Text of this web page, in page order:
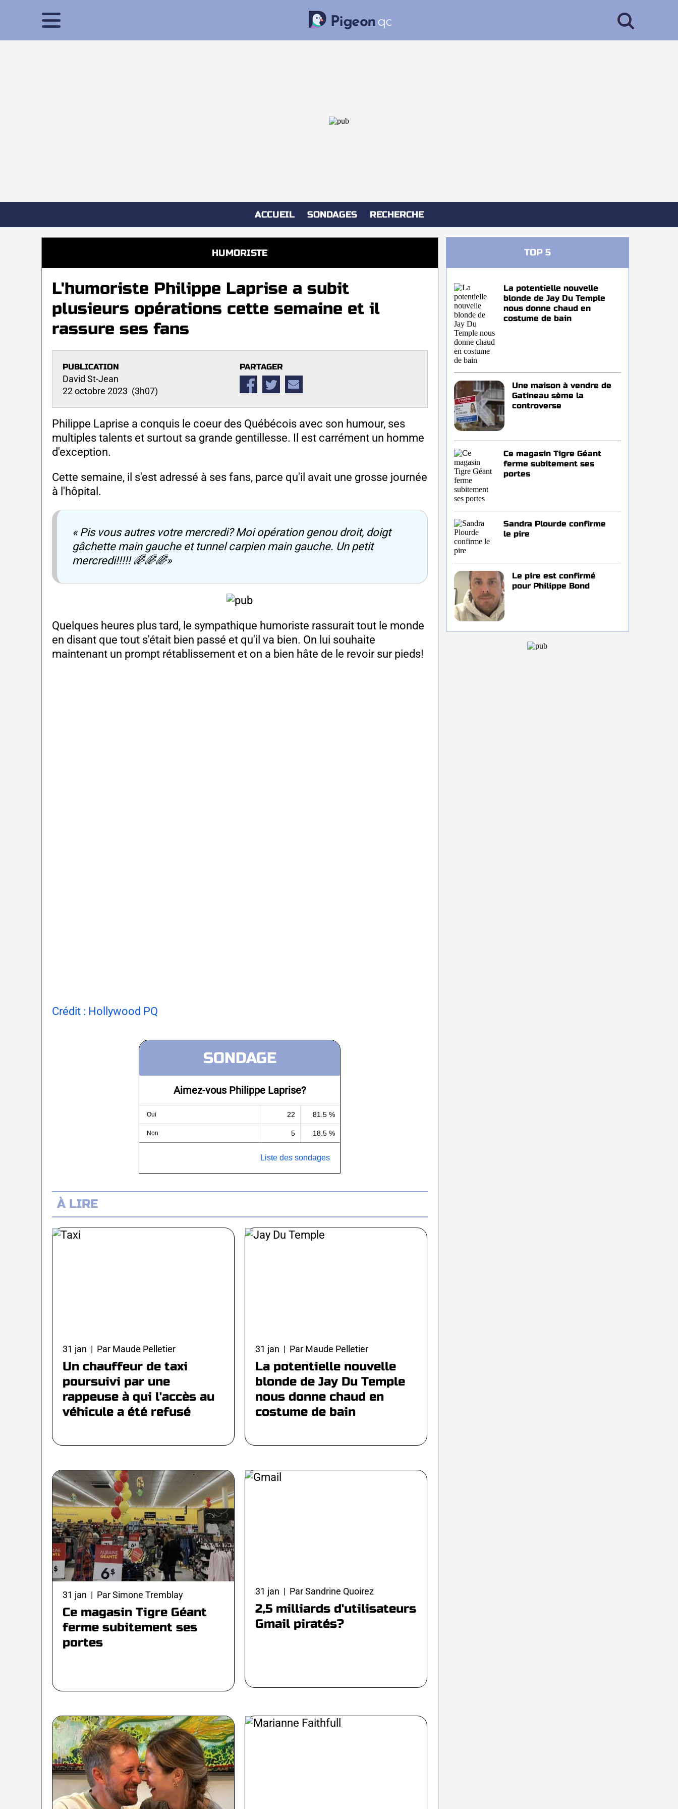
ACCUEIL SONDAGES RECHERCHE
HUMORISTE
L'humoriste Philippe Laprise a subit
plusieurs opérations cette semaine et il
rassure ses fans
PUBLICATION
David St-Jean
22 octobre 2023 (3h07)
PARTAGER
Philippe Laprise a conquis le coeur des Québécois avec son humour, ses
multiples talents et surtout sa grande gentillesse. Il est carrément un homme
d'exception.
Cette semaine, il s'est adressé à ses fans, parce qu'il avait une grosse journée
à l'hôpital.
« Pis vous autres votre mercredi? Moi opération genou droit, doigt
gâchette main gauche et tunnel carpien main gauche. Un petit
mercredi!!!!! 🌈🌈🌈»
Quelques heures plus tard, le sympathique humoriste rassurait tout le monde
en disant que tout s'était bien passé et qu'il va bien. On lui souhaite
maintenant un prompt rétablissement et on a bien hâte de le revoir sur pieds!
Crédit : Hollywood PQ
SONDAGE
Aimez-vous Philippe Laprise?
Oui 22 81.5 %
Non 5 18.5 %
Liste des sondages
À LIRE
31 jan | Par Maude Pelletier
Un chauffeur de taxi
poursuivi par une
rappeuse à qui l'accès au
véhicule a été refusé
31 jan | Par Maude Pelletier
La potentielle nouvelle
blonde de Jay Du Temple
nous donne chaud en
costume de bain
31 jan | Par Simone Tremblay
Ce magasin Tigre Géant
ferme subitement ses
portes
31 jan | Par Sandrine Quoirez
2,5 milliards d'utilisateurs
Gmail piratés?
TOP 5
La potentielle nouvelle
blonde de Jay Du Temple
nous donne chaud en
costume de bain
Une maison à vendre de
Gatineau sème la
controverse
Ce magasin Tigre Géant
ferme subitement ses
portes
Sandra Plourde confirme
le pire
Le pire est confirmé
pour Philippe Bond